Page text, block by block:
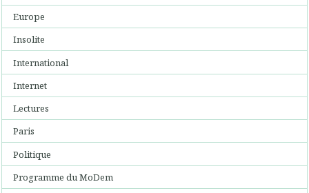
Europe
Insolite
International
Internet
Lectures
Paris
Politique
Programme du MoDem